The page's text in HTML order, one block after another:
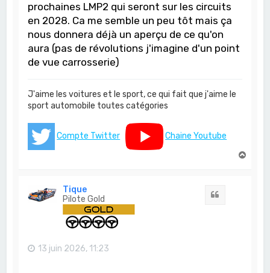
prochaines LMP2 qui seront sur les circuits
en 2028. Ca me semble un peu tôt mais ça
nous donnera déjà un aperçu de ce qu'on
aura (pas de révolutions j'imagine d'un point
de vue carrosserie)
J'aime les voitures et le sport, ce qui fait que j'aime le
sport automobile toutes catégories
Compte Twitter
Chaine Youtube
Tique
Pilote Gold
13 juin 2026, 11:23